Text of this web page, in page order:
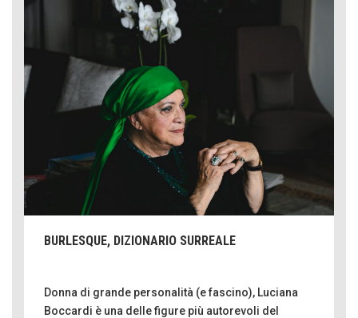
BURLESQUE, DIZIONARIO SURREALE
Donna di grande personalità (e fascino), Luciana
Boccardi è una delle figure più autorevoli del